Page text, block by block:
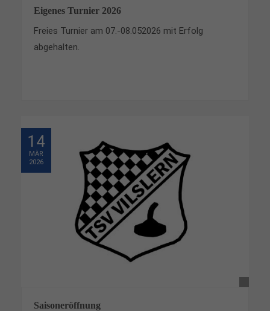
Eigenes Turnier 2026
Freies Turnier am 07.-08.052026 mit Erfolg
abgehalten.
14
MÄR
2026
Saisoneröffnung